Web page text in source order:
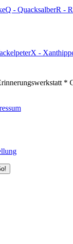
Q - QuacksalberR -
X -
*